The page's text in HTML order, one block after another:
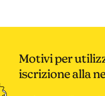
Motivi per
iscrizione alla